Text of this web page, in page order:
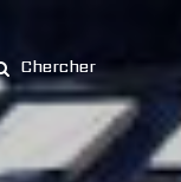
Chercher